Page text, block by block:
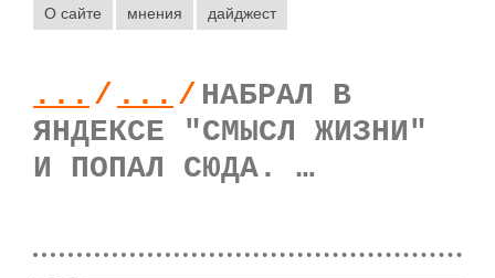
О сайте мнения дайджест
... / ... / НАБРАЛ В
ЯНДЕКСЕ "СМЫСЛ ЖИЗНИ"
И ПОПАЛ СЮДА. …